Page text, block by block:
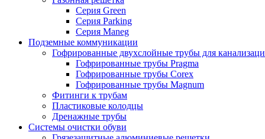
Серия Green
Серия Parking
Серия Maneg
Подземные коммуникации
Гофрированные двухслойные трубы для
Гофрированные трубы Pragma
Гофрированные трубы Corex
Гофрированные трубы Magnum
Фитинги к трубам
Пластиковые колодцы
Дренажные трубы
Системы очистки обуви